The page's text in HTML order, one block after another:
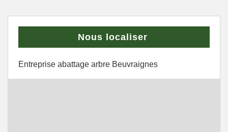
Nous localiser
Entreprise abattage arbre Beuvraignes